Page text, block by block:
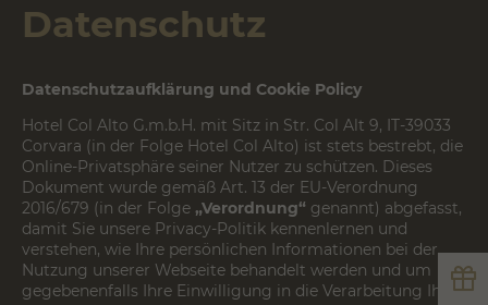
Datenschutz
Datenschutzaufklärung und Cookie Policy
Hotel Col Alto G.m.b.H. mit Sitz in Str. Col Alt 9, IT-39033
Corvara (in der Folge Hotel Col Alto) ist stets bestrebt, die
Online-Privatsphäre seiner Nutzer zu schützen. Dieses
Dokument wurde gemäß Art. 13 der EU-Verordnung
2016/679 (in der Folge „Verordnung“ genannt) abgefasst,
damit Sie unsere Privacy-Politik kennenlernen und
verstehen, wie Ihre persönlichen Informationen bei der
Nutzung unserer Webseite behandelt werden und um
gegebenenfalls Ihre Einwilligung in die Verarbeitung Ihrer